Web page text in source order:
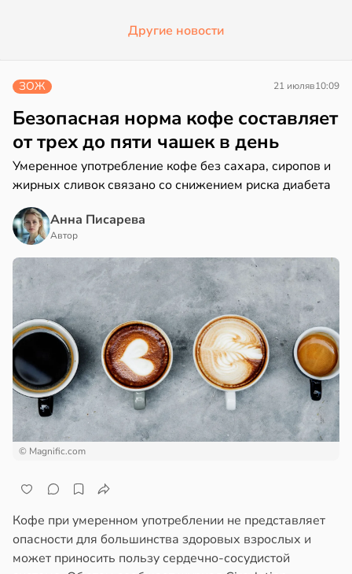
Другие новости
ЗОЖ 21 июляв10:09
Безопасная норма кофе составляет
от трех до пяти чашек в день
Умеренное употребление кофе без сахара, сиропов и
жирных сливок связано со снижением риска диабета
Анна Писарева
Автор
© Magnific.com
Кофе при умеренном употреблении не представляет
опасности для большинства здоровых взрослых и
может приносить пользу сердечно-сосудистой